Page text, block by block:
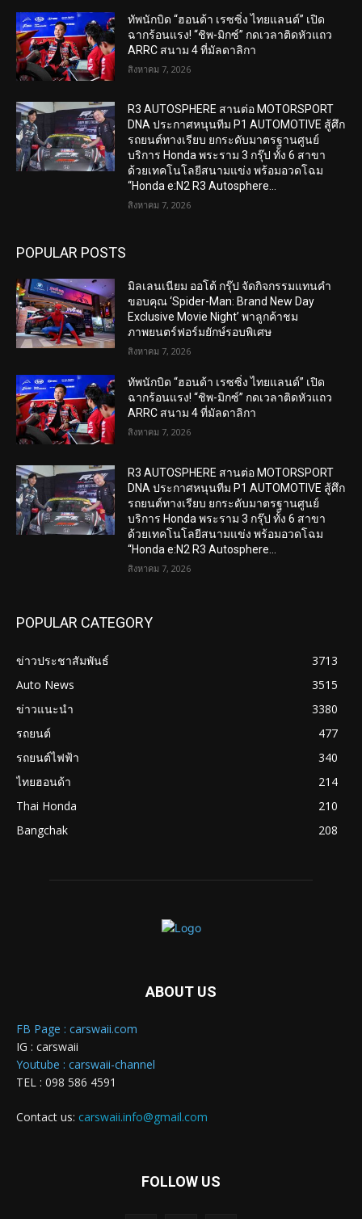
ทัพนักบิด “ฮอนด้า เรซซิ่ง ไทยแลนด์” เปิด
ฉากร้อนแรง! “ชิพ-มิกซ์” กดเวลาติดหัวแถว
ARRC สนาม 4 ที่มัลดาลิกา
สิงหาคม 7, 2026
R3 AUTOSPHERE สานต่อ MOTORSPORT
DNA ประกาศหนุนทีม P1 AUTOMOTIVE สู้ศึก
รถยนต์ทางเรียบ ยกระดับมาตรฐานศูนย์
บริการ Honda พระราม 3 กรุ๊ป ทั้ง 6 สาขา
ด้วยเทคโนโลยีสนามแข่ง พร้อมอวดโฉม
“Honda e:N2 R3 Autosphere...
สิงหาคม 7, 2026
POPULAR POSTS
มิลเลนเนียม ออโต้ กรุ๊ป จัดกิจกรรมแทนคำ
ขอบคุณ ‘Spider-Man: Brand New Day
Exclusive Movie Night’ พาลูกค้าชม
ภาพยนตร์ฟอร์มยักษ์รอบพิเศษ
สิงหาคม 7, 2026
ทัพนักบิด “ฮอนด้า เรซซิ่ง ไทยแลนด์” เปิด
ฉากร้อนแรง! “ชิพ-มิกซ์” กดเวลาติดหัวแถว
ARRC สนาม 4 ที่มัลดาลิกา
สิงหาคม 7, 2026
R3 AUTOSPHERE สานต่อ MOTORSPORT
DNA ประกาศหนุนทีม P1 AUTOMOTIVE สู้ศึก
รถยนต์ทางเรียบ ยกระดับมาตรฐานศูนย์
บริการ Honda พระราม 3 กรุ๊ป ทั้ง 6 สาขา
ด้วยเทคโนโลยีสนามแข่ง พร้อมอวดโฉม
“Honda e:N2 R3 Autosphere...
สิงหาคม 7, 2026
POPULAR CATEGORY
ข่าวประชาสัมพันธ์
3713
Auto News
3515
ข่าวแนะนำ
3380
รถยนต์
477
รถยนต์ไฟฟ้า
340
ไทยฮอนด้า
214
Thai Honda
210
Bangchak
208
ABOUT US
FB Page : carswaii.com
IG : carswaii
Youtube : carswaii-channel
TEL : 098 586 4591
Contact us: carswaii.info@gmail.com
FOLLOW US